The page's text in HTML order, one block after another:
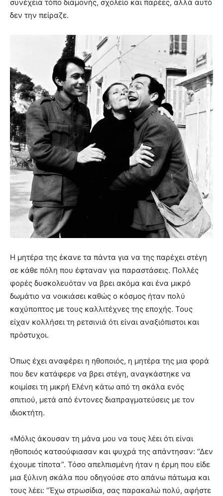
συνέχεια τόπο διαμονής, σχολείο και παρέες, αλλά αυτό
δεν την πείραζε.
Η μητέρα της έκανε τα πάντα για να της παρέχει στέγη
σε κάθε πόλη που έφταναν για παραστάσεις. Πολλές
φορές δυσκολευόταν να βρει ακόμα και ένα μικρό
δωμάτιο να νοικιάσει καθώς ο κόσμος ήταν πολύ
καχύποπτος με τους καλλιτέχνες της εποχής. Τους
είχαν κολλήσει τη ρετσινιά ότι είναι αναξιόπιστοι και
πρόστυχοι.
Όπως έχει αναφέρει η ηθοποιός, η μητέρα της μια φορά
που δεν κατάφερε να βρει στέγη, αναγκάστηκε να
κοιμίσει τη μικρή Ελένη κάτω από τη σκάλα ενός
σπιτιού, μετά από έντονες διαπραγματεύσεις με τον
ιδιοκτήτη.
«Μόλις άκουσαν τη μάνα μου να τους λέει ότι είναι
ηθοποιός κατσούφιασαν και ψυχρά της απάντησαν: “Δεν
έχουμε τίποτα”. Τόσο απελπισμένη ήταν η έρμη που είδε
μια ξύλινη σκάλα που οδηγούσε στο απάνω πάτωμα και
τους λέει: “Έχω στρωσίδια, σας παρακαλώ πολύ, αφήστε